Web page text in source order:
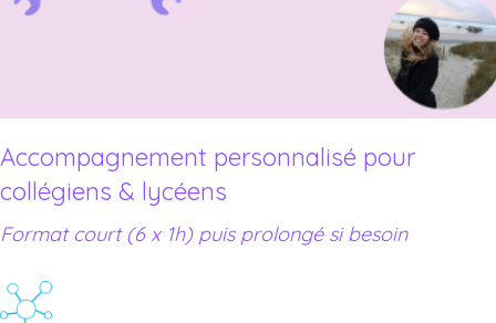
Accompagnement personnalisé pour
collégiens & lycéens
Format court (6 x 1h) puis prolongé si besoin